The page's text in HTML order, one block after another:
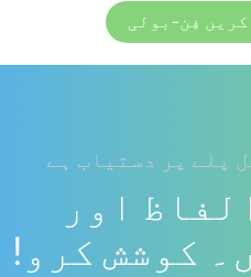
فِن-بولی
پلے پر دستیاب ہے
اور
کوشش کرو!